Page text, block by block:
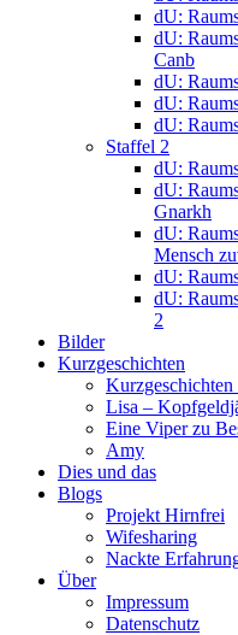
dU:
dU:
Canb
dU:
dU:
dU:
Staffel 2
dU:
dU:
Gnarkh
dU:
Mensch
dU:
dU:
2
Bilder
Kurzgeschichten
Lisa –
Eine Viper zu
Amy
Dies und das
Blogs
Projekt Hirnfrei
Wifesharing
Nackte
Über
Impressum
Datenschutz